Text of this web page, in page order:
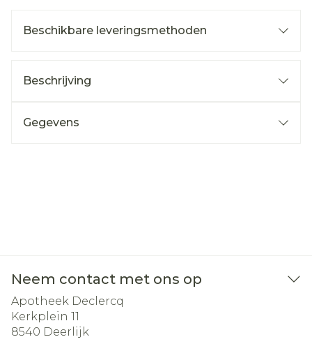
Beschikbare leveringsmethoden
Beschrijving
Gegevens
Neem contact met ons op
Apotheek Declercq
Kerkplein 11
8540 Deerlijk